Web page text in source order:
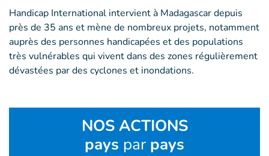
Handicap International intervient à Madagascar depuis
près de 35 ans et mène de nombreux projets, notamment
auprès des personnes handicapées et des populations
très vulnérables qui vivent dans des zones régulièrement
dévastées par des cyclones et inondations.
NOS ACTIONS
pays par pays